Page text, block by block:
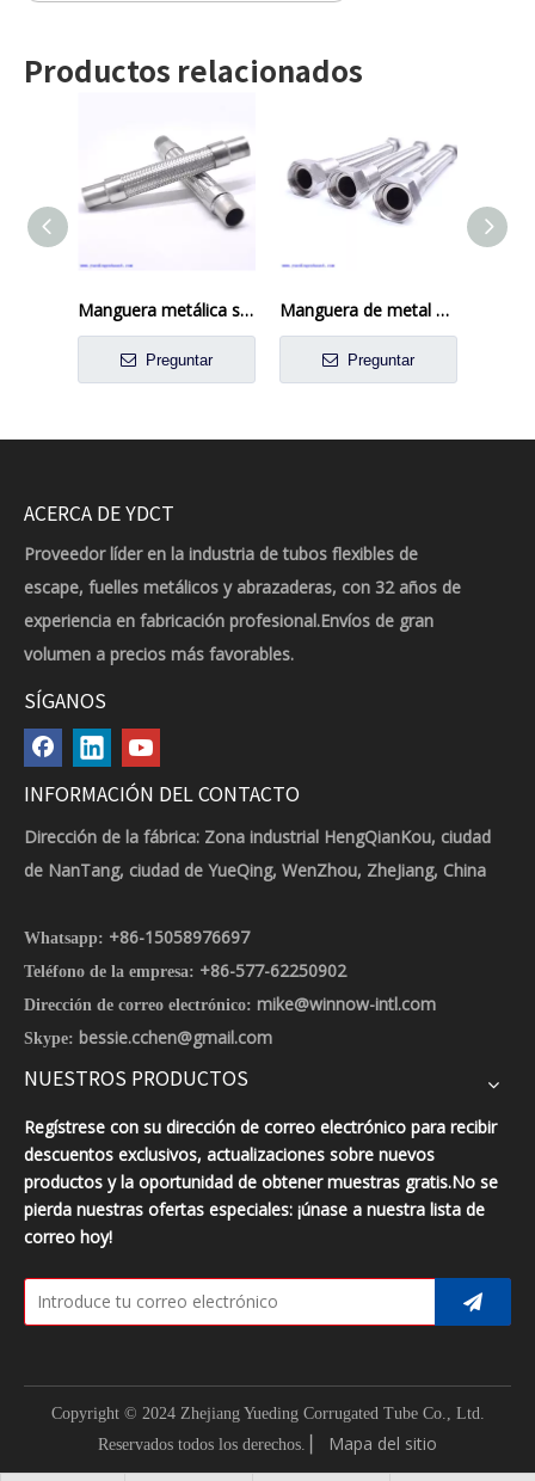
Productos relacionados
Manguera metálica soldada de borde para campo químico
Preguntar
Manguera de metal SS316L DN32 para tubería
Preguntar
ACERCA DE YDCT
Proveedor líder en la industria de tubos flexibles de
escape, fuelles metálicos y abrazaderas, con 32 años de
experiencia en fabricación profesional.Envíos de gran
volumen a precios más favorables.
SÍGANOS
INFORMACIÓN DEL CONTACTO
Dirección de la fábrica: Zona industrial HengQianKou, ciudad
de NanTang, ciudad de YueQing, WenZhou, ZheJiang, China
Whatsapp: +86-15058976697
Teléfono de la empresa: +86-577-62250902
Dirección de correo electrónico: mike@winnow-intl.com
Skype: bessie.cchen@gmail.com
NUESTROS PRODUCTOS
Regístrese con su dirección de correo electrónico para recibir
descuentos exclusivos, actualizaciones sobre nuevos
productos y la oportunidad de obtener muestras gratis.No se
pierda nuestras ofertas especiales: ¡únase a nuestra lista de
correo hoy!
Copyright © 2024 Zhejiang Yueding Corrugated Tube Co., Ltd.
Reservados todos los derechos.
Mapa del sitio